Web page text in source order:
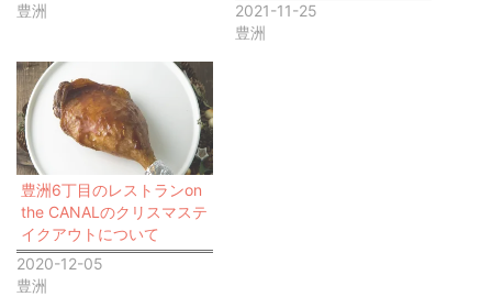
豊洲
2021-11-25
豊洲
豊洲6丁目のレストランon
the CANALのクリスマステ
イクアウトについて
2020-12-05
豊洲